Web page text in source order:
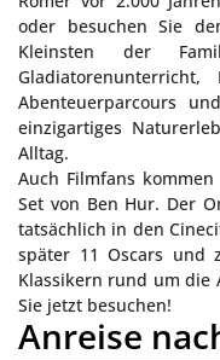
oder besuchen Sie
Kleinsten der
Abenteuerparcours
einzigartiges
Alltag.
Auch Filmfans
Set von Ben Hur. Der
tatsächlich in den
später 11 Oscars und
Klassikern rund um die
Sie jetzt besuchen!
Anreise